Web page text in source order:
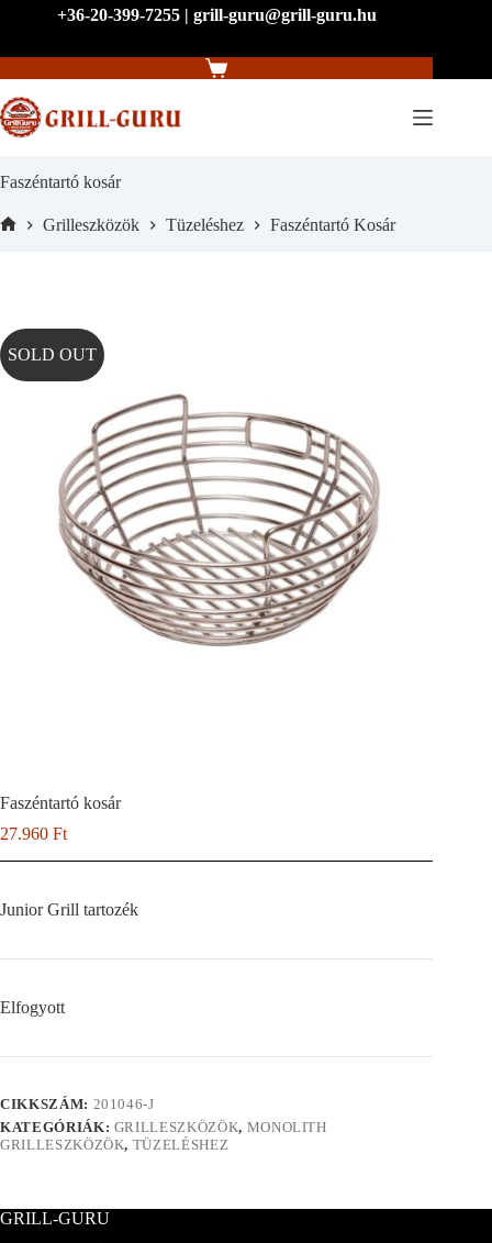
+36-20-399-7255 | grill-guru@grill-guru.hu
Shopping
Faszéntartó kosár
Grilleszközök Tüzeléshez Faszéntartó Kosár
SOLD OUT
Faszéntartó kosár
27.960 Ft
Junior Grill tartozék
Elfogyott
CIKKSZÁM: 201046-J
KATEGÓRIÁK: GRILLESZKÖZÖK, MONOLITH
GRILLESZKÖZÖK, TÜZELÉSHEZ
GRILL-GURU